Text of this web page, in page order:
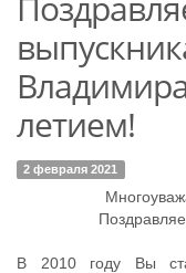
летием!
2 февраля 2021
В 2010 году Вы